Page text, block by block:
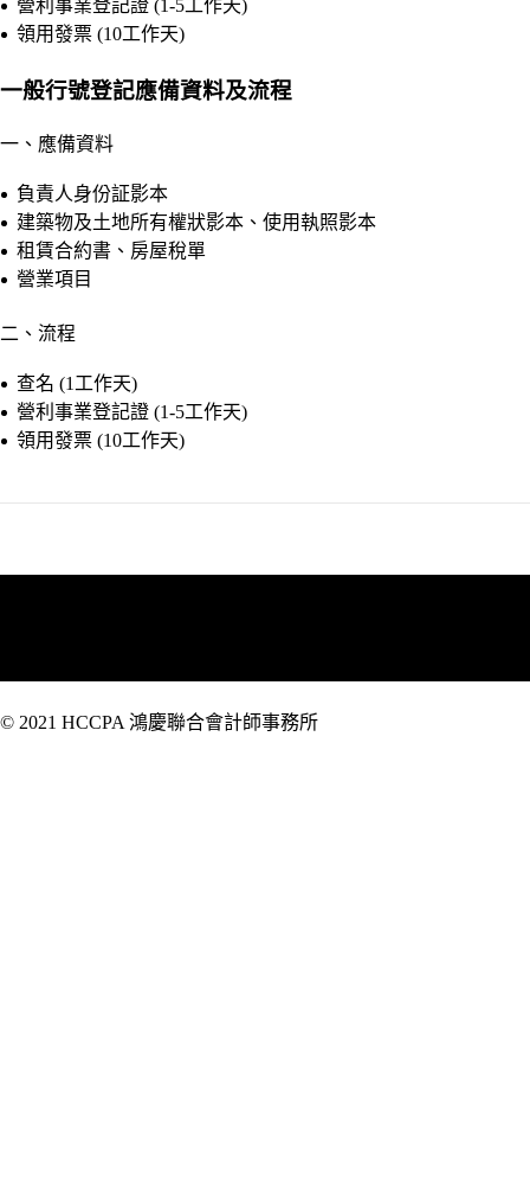
營利事業登記證 (1-5工作天)
領用發票 (10工作天)
一般行號登記應備資料及流程
一、應備資料
負責人身份証影本
建築物及土地所有權狀影本、使用執照影本
租賃合約書、房屋稅單
營業項目
二、流程
查名 (1工作天)
營利事業登記證 (1-5工作天)
領用發票 (10工作天)
© 2021 HCCPA 鴻慶聯合會計師事務所